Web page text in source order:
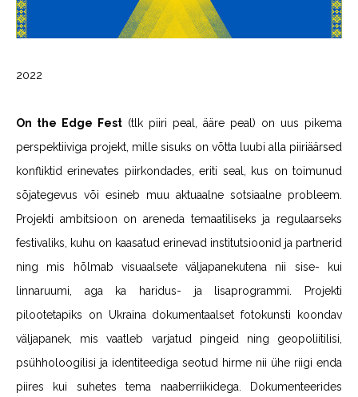
2022
On the Edge Fest (tlk piiri peal, ääre peal) on uus pikema
perspektiiviga projekt, mille sisuks on võtta luubi alla piiriäärsed
konfliktid erinevates piirkondades, eriti seal, kus on toimunud
sõjategevus või esineb muu aktuaalne sotsiaalne probleem.
Projekti ambitsioon on areneda temaatiliseks ja regulaarseks
festivaliks, kuhu on kaasatud erinevad institutsioonid ja partnerid
ning mis hõlmab visuaalsete väljapanekutena nii sise- kui
linnaruumi, aga ka haridus- ja lisaprogrammi. Projekti
pilootetapiks on Ukraina dokumentaalset fotokunsti koondav
väljapanek, mis vaatleb varjatud pingeid ning geopoliitilisi,
psühholoogilisi ja identiteediga seotud hirme nii ühe riigi enda
piires kui suhetes tema naaberriikidega. Dokumenteerides